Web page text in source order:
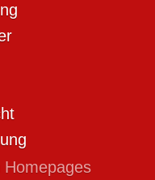
Homepages